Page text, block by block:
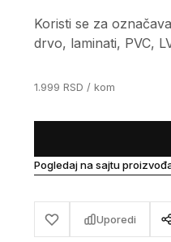
Koristi se za
drvo, laminati, PVC,
1.999 RSD / kom
Pogledaj na sajtu
Uporedi